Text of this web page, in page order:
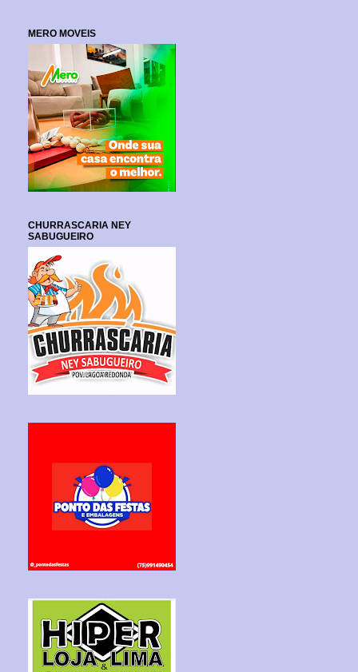
MERO MOVEIS
CHURRASCARIA NEY
SABUGUEIRO